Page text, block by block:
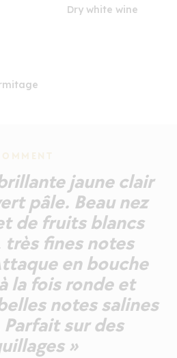
Dry white wine
jaune clair
pâle. Beau nez
de fruits blancs
très fines notes
en bouche
la fois ronde et
notes salines
sur des
»